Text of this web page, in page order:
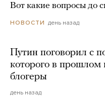
Вот какие вопросы до
НОВОСТИ день назад
Путин поговорил с
которого в прошлом
блогеры
день назад